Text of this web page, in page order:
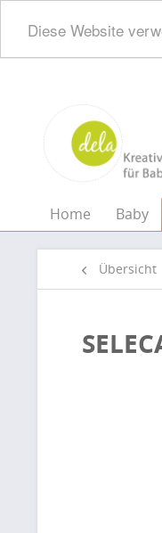
Diese Website
Home Baby
Übersicht